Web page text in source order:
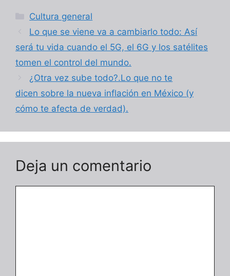
Categorías
Cultura general
Lo que se viene va a cambiarlo todo: Así
será tu vida cuando el 5G, el 6G y los satélites
tomen el control del mundo.
¿Otra vez sube todo?.Lo que no te
dicen sobre la nueva inflación en México (y
cómo te afecta de verdad).
Deja un comentario